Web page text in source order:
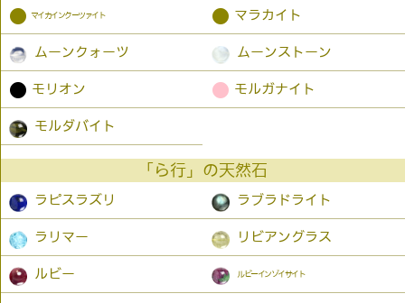
● マイカインクーツァイト ● マラカイト
ムーンクォーツ ムーンストーン
● モリオン ● モルガナイト
モルダバイト
「ら行」の天然石
ラピスラズリ ラブラドライト
ラリマー リビアングラス
ルビー ルビーインゾイサイト